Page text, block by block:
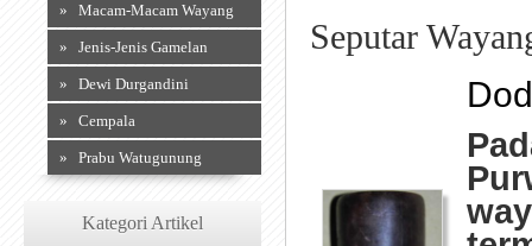
» Macam-Macam Wayang
» Jenis-Jenis Gamelan
» Dewi Durgandini
» Cempala
» Prabu Watugunung
Kategori Artikel
Seputar